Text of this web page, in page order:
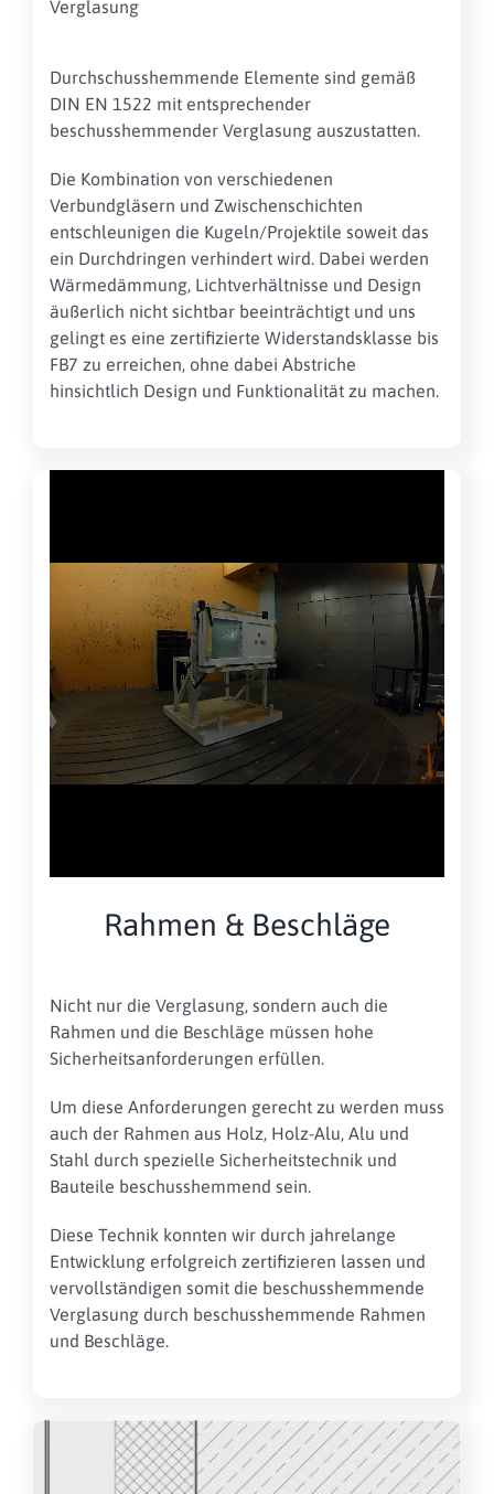
Verglasung
Durchschusshemmende Elemente sind gemäß
DIN EN 1522 mit entsprechender
beschusshemmender Verglasung auszustatten.
Die Kombination von verschiedenen
Verbundgläsern und Zwischenschichten
entschleunigen die Kugeln/Projektile soweit das
ein Durchdringen verhindert wird. Dabei werden
Wärmedämmung, Lichtverhältnisse und Design
äußerlich nicht sichtbar beeinträchtigt und uns
gelingt es eine zertifizierte Widerstandsklasse bis
FB7 zu erreichen, ohne dabei Abstriche
hinsichtlich Design und Funktionalität zu machen.
Rahmen & Beschläge
Nicht nur die Verglasung, sondern auch die
Rahmen und die Beschläge müssen hohe
Sicherheitsanforderungen erfüllen.
Um diese Anforderungen gerecht zu werden muss
auch der Rahmen aus Holz, Holz-Alu, Alu und
Stahl durch spezielle Sicherheitstechnik und
Bauteile beschusshemmend sein.
Diese Technik konnten wir durch jahrelange
Entwicklung erfolgreich zertifizieren lassen und
vervollständigen somit die beschusshemmende
Verglasung durch beschusshemmende Rahmen
und Beschläge.